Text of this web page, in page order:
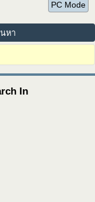
PC Mode
หา
In